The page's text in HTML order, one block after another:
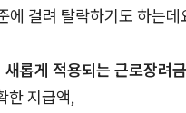
에 걸려 탈락하기도 하는데
롭게 적용되는 근로장려
한 지급액,